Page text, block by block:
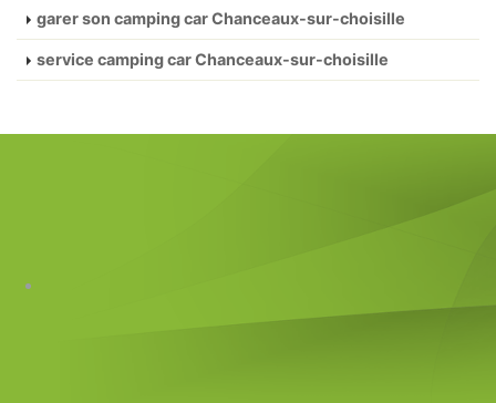
garer son camping car Chanceaux-sur-choisille
service camping car Chanceaux-sur-choisille